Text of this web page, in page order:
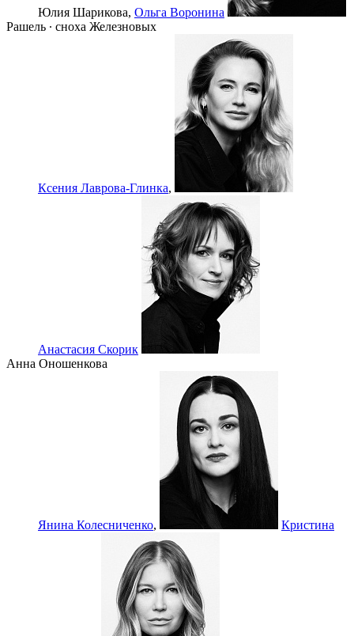
Юлия Шарикова, Ольга Воронина
Рашель ∙ сноха Железновых
Ксения Лаврова-Глинка,
Анастасия Скорик
Анна Оношенкова
Янина Колесниченко, Кристина